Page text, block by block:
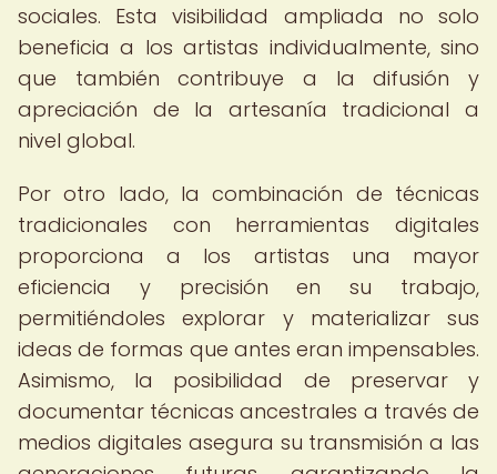
sociales. Esta visibilidad ampliada no solo
beneficia a los artistas individualmente, sino
que también contribuye a la difusión y
apreciación de la artesanía tradicional a
nivel global.
Por otro lado, la combinación de técnicas
tradicionales con herramientas digitales
proporciona a los artistas una mayor
eficiencia y precisión en su trabajo,
permitiéndoles explorar y materializar sus
ideas de formas que antes eran impensables.
Asimismo, la posibilidad de preservar y
documentar técnicas ancestrales a través de
medios digitales asegura su transmisión a las